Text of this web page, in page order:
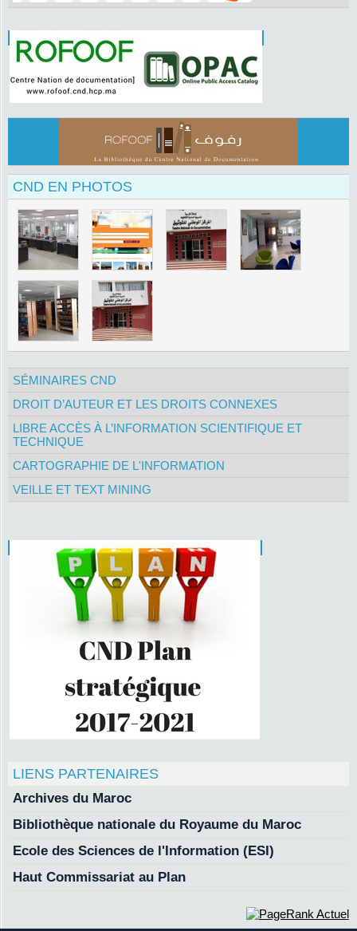
CND EN PHOTOS
SÉMINAIRES CND
DROIT D’AUTEUR ET LES DROITS CONNEXES
LIBRE ACCÈS À L’INFORMATION SCIENTIFIQUE ET
TECHNIQUE
CARTOGRAPHIE DE L'INFORMATION
VEILLE ET TEXT MINING
LIENS PARTENAIRES
Archives du Maroc
Bibliothèque nationale du Royaume du Maroc
Ecole des Sciences de l'Information (ESI)
Haut Commissariat au Plan